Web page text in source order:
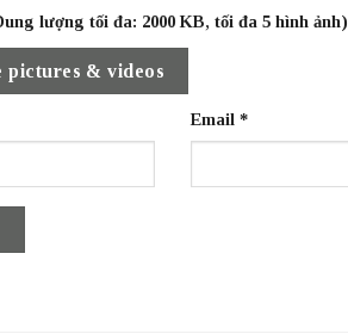
lượng tối đa: 2000 KB, tối đa 5 hình ảnh)
pictures & videos
Email *